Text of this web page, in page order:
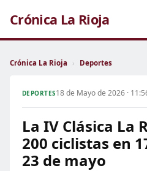
Crónica La Rioja
Crónica La Rioja › Deportes
DEPORTES18 de Mayo de 2026 ·
La IV Clásica La
200 ciclistas en
23 de mayo